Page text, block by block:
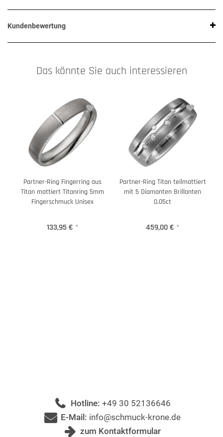
Kundenbewertung
Das könnte Sie auch interessieren
Partner-Ring Fingerring aus
Titan mattiert Titanring 5mm
Fingerschmuck Unisex
133,95 € *
Partner-Ring Titan teilmattiert
mit 5 Diamanten Brillanten
0,05ct
459,00 € *
Hotline: +49 30 52136646
E-Mail: info@schmuck-krone.de
zum Kontaktformular